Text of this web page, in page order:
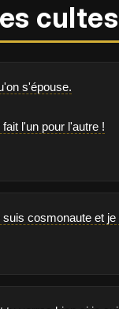
s'épouse.
l'un pour l'autre !
suis cosmonaute et